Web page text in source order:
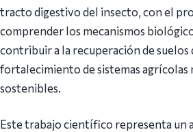
tracto digestivo del insecto, con el
comprender los mecanismos
contribuir a la recuperación de suelos
fortalecimiento de sistemas agrícolas
sostenibles.
Este trabajo científico representa un